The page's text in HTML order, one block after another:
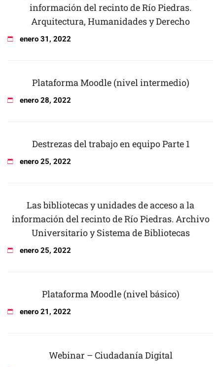
información del recinto de Río Piedras.
Arquitectura, Humanidades y Derecho
enero 31 , 2022
Plataforma Moodle (nivel intermedio)
enero 28, 2022
Destrezas del trabajo en equipo Parte 1
enero 25, 2022
Las bibliotecas y unidades de acceso a la
información del recinto de Río Piedras. Archivo
Universitario y Sistema de Bibliotecas
enero 25, 2022
Plataforma Moodle (nivel básico)
enero 21 , 2022
Webinar – Ciudadanía Digital